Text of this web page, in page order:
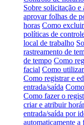
Sobre solicitação e
aprovar folhas de
horas Como
políticas de
local de trabalho
rastreamento de
de tempo Como
facial Como
Como registrar e
entrada/saída
Como fazer o
criar e atribuir
entrada/saída por
automaticamente a